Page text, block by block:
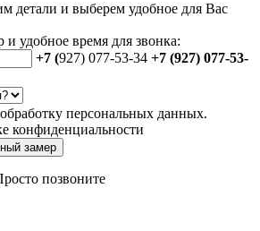
детали и выберем удобное для Вас
удобное время для звонка:
+7 (927) 077-53-34 +7 (927) 077-53-
персональных данных.
конфиденциальности
замер
позвоните